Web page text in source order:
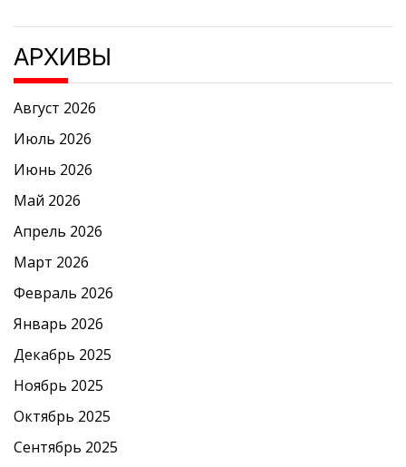
АРХИВЫ
Август 2026
Июль 2026
Июнь 2026
Май 2026
Апрель 2026
Март 2026
Февраль 2026
Январь 2026
Декабрь 2025
Ноябрь 2025
Октябрь 2025
Сентябрь 2025